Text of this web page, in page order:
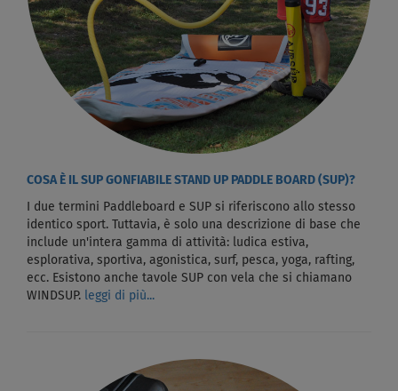
COSA È IL SUP GONFIABILE STAND UP PADDLE BOARD (SUP)?
I due termini Paddleboard e SUP si riferiscono allo stesso
identico sport. Tuttavia, è solo una descrizione di base che
include un'intera gamma di attività: ludica estiva,
esplorativa, sportiva, agonistica, surf, pesca, yoga, rafting,
ecc. Esistono anche tavole SUP con vela che si chiamano
WINDSUP.
leggi di più...